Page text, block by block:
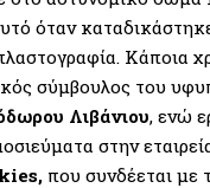
όταν
Κάποια
σύμβουλος του
Λιβάνιου, ενώ
στην
που συνδέεται με